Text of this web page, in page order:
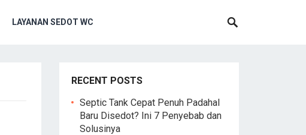
LAYANAN SEDOT WC
RECENT POSTS
Septic Tank Cepat Penuh Padahal
Baru Disedot? Ini 7 Penyebab dan
Solusinya